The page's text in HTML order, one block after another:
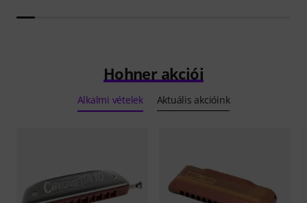
Hohner akciói
Alkalmi vételek Aktuális akcióink